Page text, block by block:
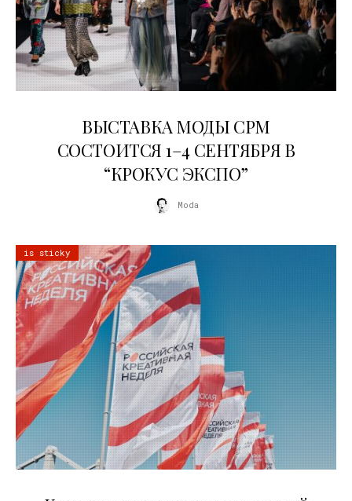
ВЫСТАВКА МОДЫ CPM
СОСТОИТСЯ 1–4 СЕНТЯБРЯ В
“КРОКУС ЭКСПО”
Moda
is sticky